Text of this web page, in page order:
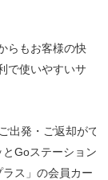
らもお客様の快
で使いやすいサ
出発・ご返却がで
Goステーション
ス」の会員カー